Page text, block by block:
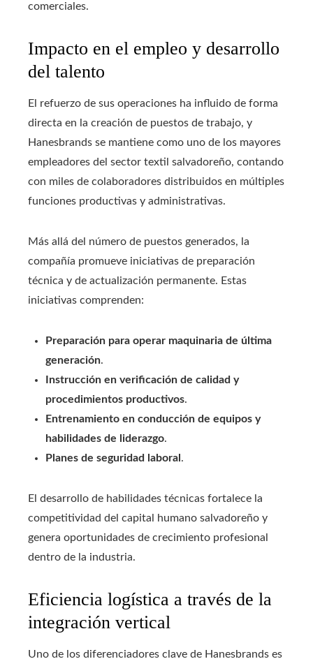
comerciales.
Impacto en el empleo y desarrollo
del talento
El refuerzo de sus operaciones ha influido de forma
directa en la creación de puestos de trabajo, y
Hanesbrands se mantiene como uno de los mayores
empleadores del sector textil salvadoreño, contando
con miles de colaboradores distribuidos en múltiples
funciones productivas y administrativas.
Más allá del número de puestos generados, la
compañía promueve iniciativas de preparación
técnica y de actualización permanente. Estas
iniciativas comprenden:
Preparación para operar maquinaria de última
generación.
Instrucción en verificación de calidad y
procedimientos productivos.
Entrenamiento en conducción de equipos y
habilidades de liderazgo.
Planes de seguridad laboral .
El desarrollo de habilidades técnicas fortalece la
competitividad del capital humano salvadoreño y
genera oportunidades de crecimiento profesional
dentro de la industria.
Eficiencia logística a través de la
integración vertical
Uno de los diferenciadores clave de Hanesbrands es